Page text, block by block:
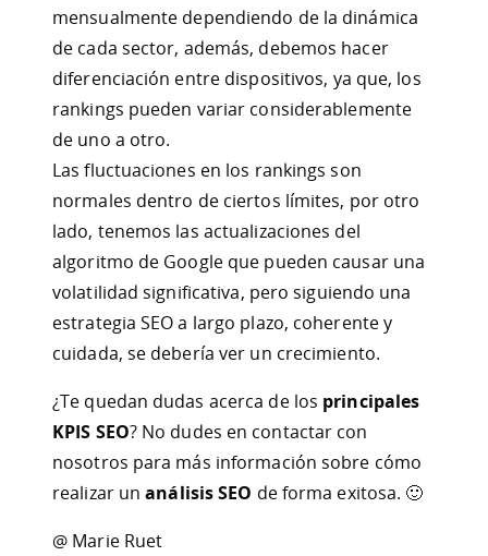
mensualmente dependiendo de la dinámica
de cada sector, además, debemos hacer
diferenciación entre dispositivos, ya que, los
rankings pueden variar considerablemente
de uno a otro.
Las fluctuaciones en los rankings son
normales dentro de ciertos límites, por otro
lado, tenemos las actualizaciones del
algoritmo de Google que pueden causar una
volatilidad significativa, pero siguiendo una
estrategia SEO a largo plazo, coherente y
cuidada, se debería ver un crecimiento.
¿Te quedan dudas acerca de los principales
KPIS SEO? No dudes en contactar con
nosotros para más información sobre cómo
realizar unanálisis SEO de forma exitosa. 🙂
@ Marie Ruet